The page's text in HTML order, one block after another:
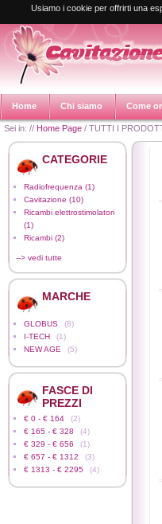
Usiamo i cookie per offrirti una
Home Chi siamo Come
Sei in: // Home Page / TUTTI I
CATEGORIE
Radiofrequenza (1)
Cavitazione (10)
Ricambi elettrostimolatori
(1)
Ricambi (2)
--> vedi tutte
MARCHE
GLOBUS
(8)
I-TECH
(1)
NEW AGE
(5)
FASCE DI
PREZZI
€ 0 - € 164
(2)
€ 165 - € 328
(4)
€ 329 - € 656
(1)
€ 657 - € 1312
(3)
€ 1313 - € 2295
(4)